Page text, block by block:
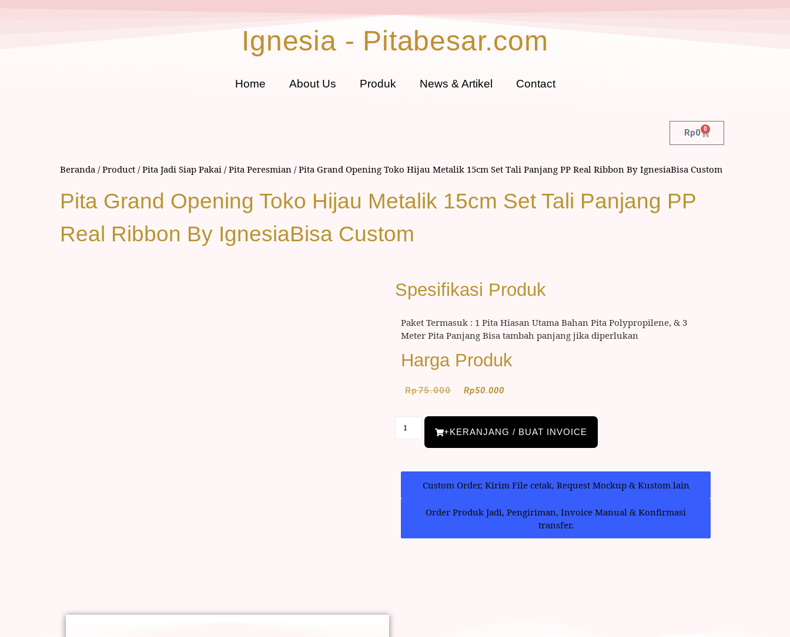
Ignesia - Pitabesar.com
Home About Us Produk News & Artikel Contact
Rp0 0
Beranda /Product /Pita Jadi Siap Pakai /Pita Peresmian / Pita Grand Opening Toko Hijau Metalik 15cm Set Tali Panjang PP Real Ribbon By IgnesiaBisa Custom
Pita Grand Opening Toko Hijau Metalik 15cm Set Tali Panjang PP
Real Ribbon By IgnesiaBisa Custom
Spesifikasi Produk
Paket Termasuk : 1 Pita Hiasan Utama Bahan Pita Polypropilene, & 3
Meter Pita Panjang Bisa tambah panjang jika diperlukan
Harga Produk
Rp75.000 Rp50.000
+KERANJANG / BUAT INVOICE
Custom Order, Kirim File cetak, Request Mockup & Kustom lain
Order Produk Jadi, Pengiriman, Invoice Manual & Konfirmasi
transfer.